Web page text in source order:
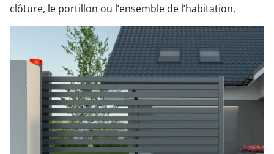
clôture, le portillon ou l’ensemble de l’habitation.